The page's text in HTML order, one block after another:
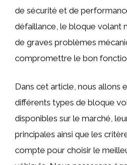
de sécurité et de
défaillance, le bloque volant
de graves problèmes
compromettre le bon
Dans cet article, nous allons
différents types de bloque
disponibles sur le marché,
principales ainsi que les
compte pour choisir le